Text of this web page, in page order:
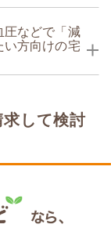
圧などで「減
い方向けの宅
求して検討